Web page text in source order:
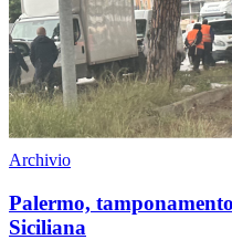
Archivio
Palermo,
Siciliana